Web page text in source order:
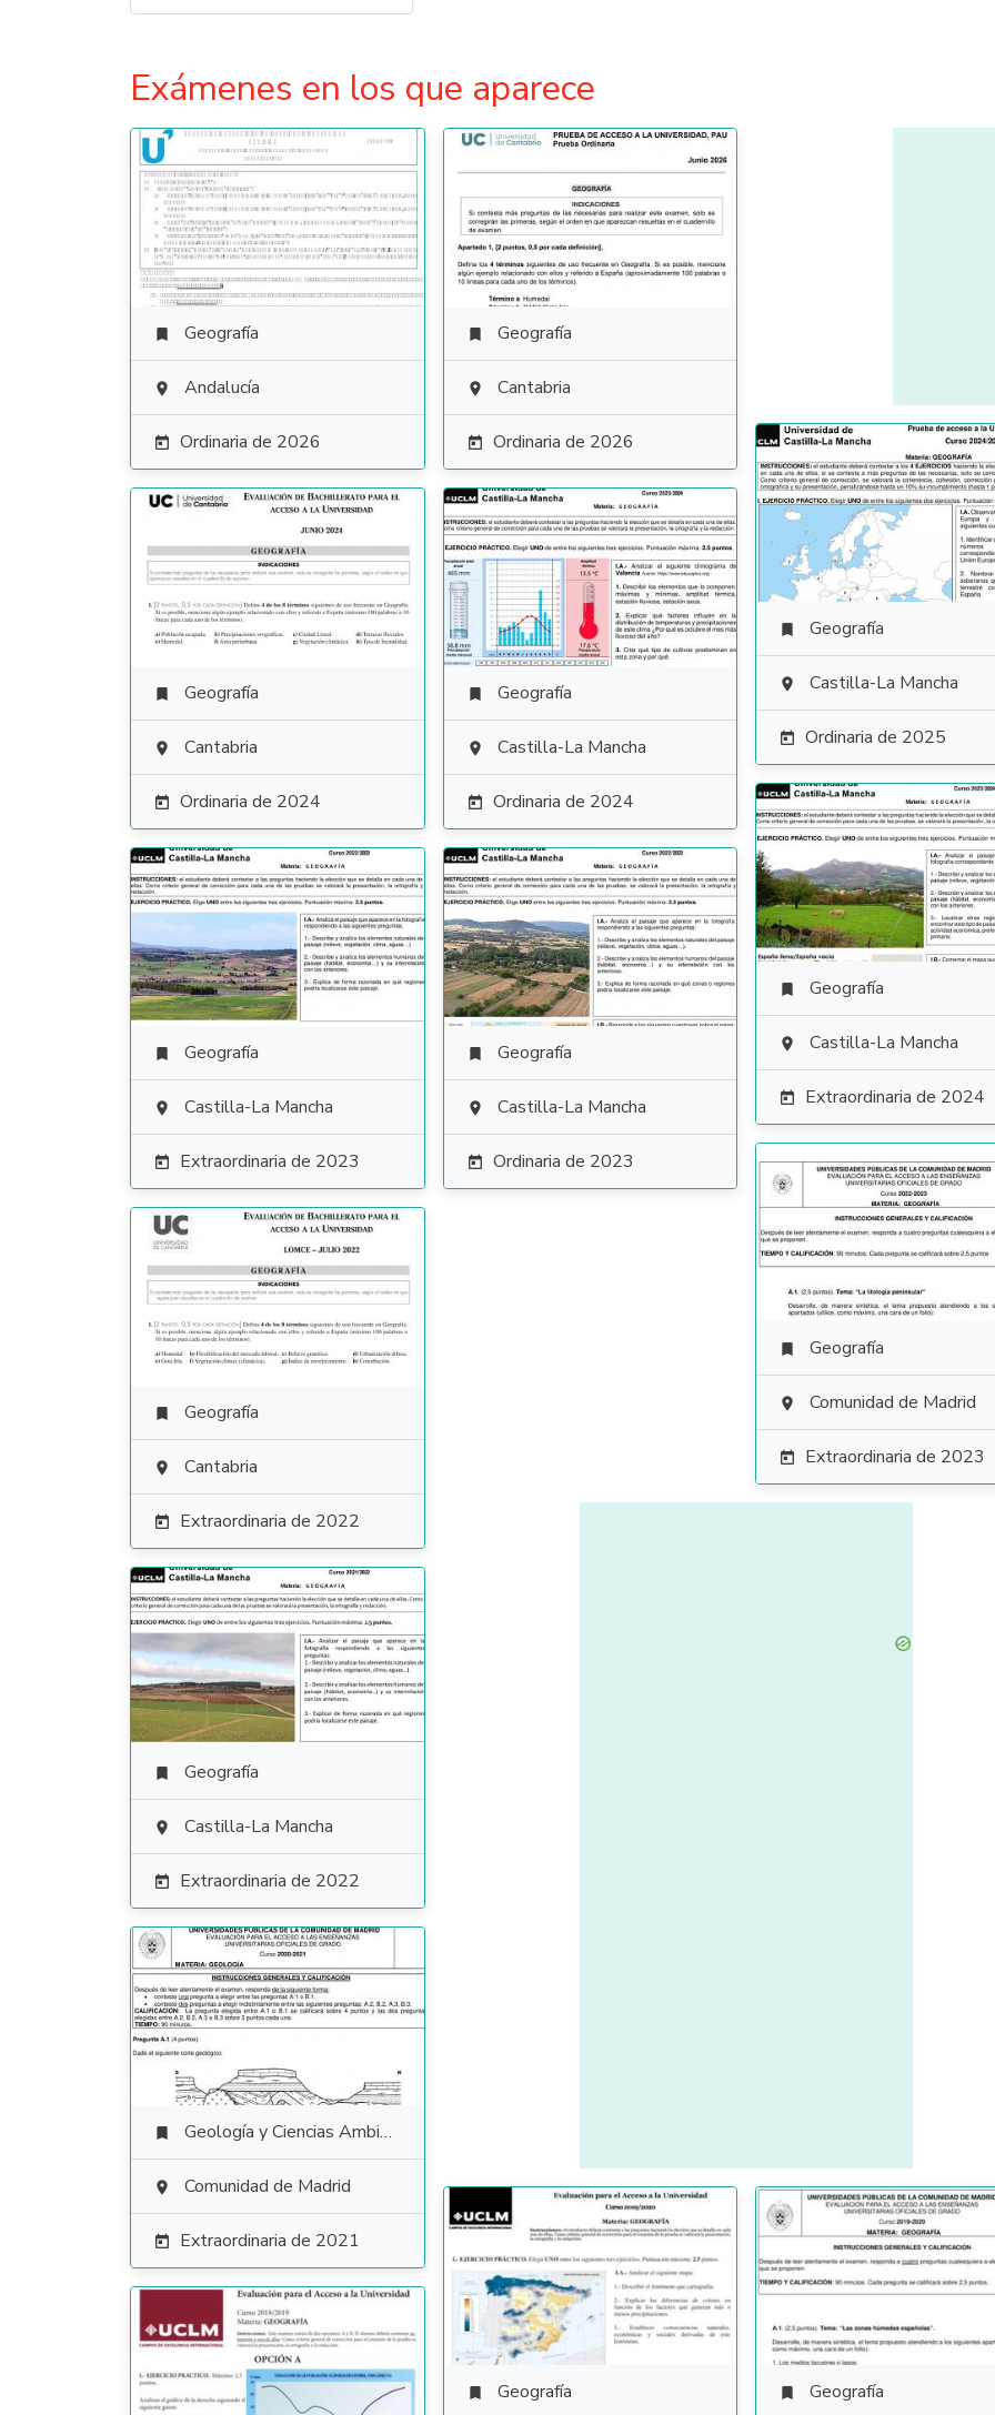
Exámenes en los que aparece
 Geografía
 Andalucía
 Ordinaria de 2026
 Geografía
 Cantabria
 Ordinaria de 2026
 Geografía
 Castilla-La Mancha
 Ordinaria de 2025
 Geografía
 Cantabria
 Ordinaria de 2024
 Geografía
 Castilla-La Mancha
 Ordinaria de 2024
 Geografía
 Castilla-La Mancha
 Extraordinaria de 2024
 Geografía
 Castilla-La Mancha
 Extraordinaria de 2023
 Geografía
 Castilla-La Mancha
 Ordinaria de 2023
 Geografía
 Comunidad de Madrid
 Extraordinaria de 2023
 Geografía
 Cantabria
 Extraordinaria de 2022
 Geografía
 Castilla-La Mancha
 Extraordinaria de 2022
 Geología y Ciencias Ambientales
 Comunidad de Madrid
 Extraordinaria de 2021
 Geografía  Geografía